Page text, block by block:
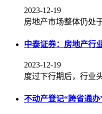
2023-12-19
房地产市场整体仍处
中泰证券：房地产行
2023-12-19
度过下行期后，行业
不动产登记“跨省通